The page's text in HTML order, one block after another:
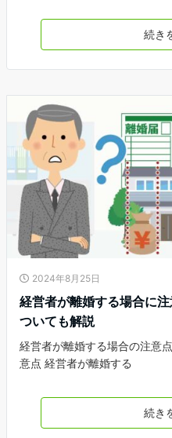
続き
2024年8月25日
経営者が離婚する場合に
ついても解説
経営者が離婚する場合の注意
意点 経営者が離婚する
続き